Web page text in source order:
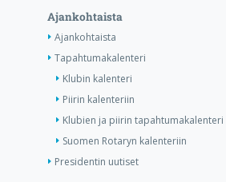
Ajankohtaista
Ajankohtaista
Tapahtumakalenteri
Klubin kalenteri
Piirin kalenteriin
Klubien ja piirin tapahtumakalenteri
Suomen Rotaryn kalenteriin
Presidentin uutiset